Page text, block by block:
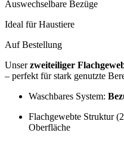
Auswechselbare Bezüge
Ideal für Haustiere
Auf Bestellung
Unserzweiteiliger
– perfekt für stark genutzte
Waschbares System:
Flachgewebte Struktur
Oberfläche